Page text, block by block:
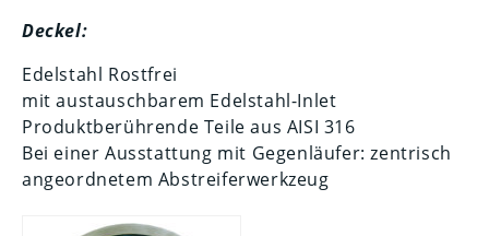
Deckel:
Edelstahl Rostfrei
mit austauschbarem Edelstahl-Inlet
Produktberührende Teile aus AISI 316
Bei einer Ausstattung mit Gegenläufer: zentrisch
angeordnetem Abstreiferwerkzeug